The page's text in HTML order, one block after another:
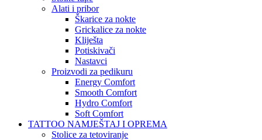
Alati i pribor
Škarice za nokte
Grickalice za nokte
Kliješta
Potiskivači
Nastavci
Proizvodi za pedikuru
Energy Comfort
Smooth Comfort
Hydro Comfort
Soft Comfort
TATTOO NAMJEŠTAJ I OPREMA
Stolice za tetoviranje